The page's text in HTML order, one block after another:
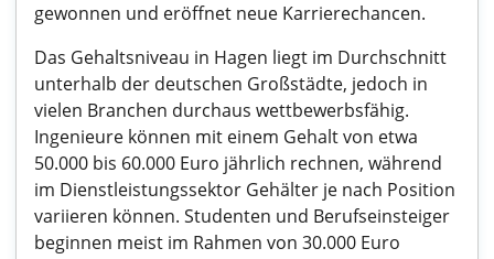
gewonnen und eröffnet neue Karrierechancen.
Das Gehaltsniveau in Hagen liegt im Durchschnitt
unterhalb der deutschen Großstädte, jedoch in
vielen Branchen durchaus wettbewerbsfähig.
Ingenieure können mit einem Gehalt von etwa
50.000 bis 60.000 Euro jährlich rechnen, während
im Dienstleistungssektor Gehälter je nach Position
variieren können. Studenten und Berufseinsteiger
beginnen meist im Rahmen von 30.000 Euro